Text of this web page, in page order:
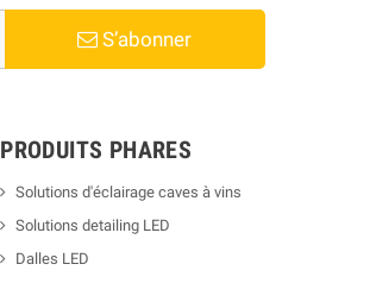
S’abonner
PRODUITS PHARES
Solutions d'éclairage caves à vins
Solutions detailing LED
Dalles LED